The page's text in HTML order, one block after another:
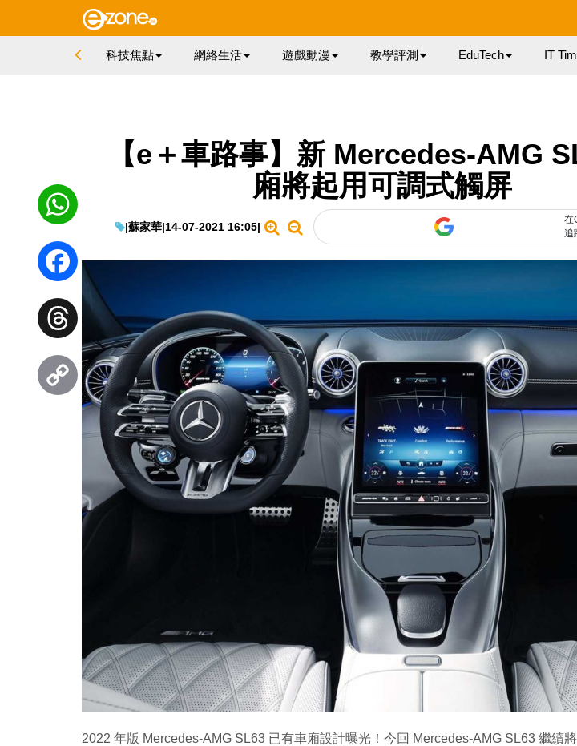
科技焦點 網絡生活 遊戲動漫 教學評測 EduTech IT
【e＋車路事】新 Mercedes-AMG
廂將起用可調式觸屏
|蘇家華|14-07-2021 16:05|
在
追
2022 年版 Mercedes-AMG SL63 已有車廂設計曝光！今回 Mercedes-AMG SL63 繼續
WhatsApp
Facebook
Threads
Copy